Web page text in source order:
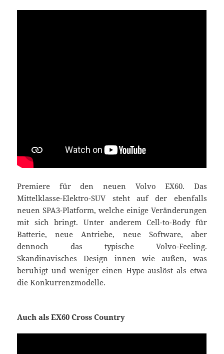
Premiere für den neuen Volvo EX60. Das
Mittelklasse-Elektro-SUV steht auf der ebenfalls
neuen SPA3-Platform, welche einige Veränderungen
mit sich bringt. Unter anderem Cell-to-Body für
Batterie, neue Antriebe, neue Software, aber
dennoch das typische Volvo-Feeling.
Skandinavisches Design innen wie außen, was
beruhigt und weniger einen Hype auslöst als etwa
die Konkurrenzmodelle.
Auch als EX60 Cross Country